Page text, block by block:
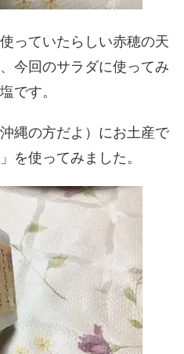
っていたらしい赤穂の天
今回のサラダに使ってみ
です。
縄の方だよ）にお土産で
を使ってみました。